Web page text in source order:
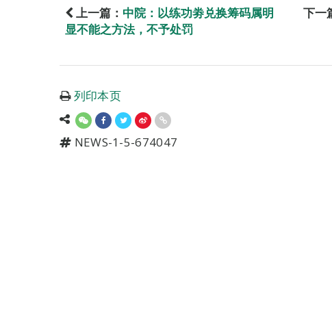
上一篇： 中院：以练功劵兑换筹码属明
显不能之方法，不予处罚
下一
列印本页
NEWS-1-5-674047